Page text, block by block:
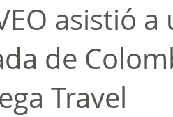
asistió a
de
Travel